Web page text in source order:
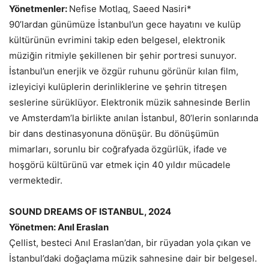
Yönetmenler: Nefise Motlaq, Saeed Nasiri*
90’lardan günümüze İstanbul’un gece hayatını ve kulüp
kültürünün evrimini takip eden belgesel, elektronik
müziğin ritmiyle şekillenen bir şehir portresi sunuyor.
İstanbul’un enerjik ve özgür ruhunu görünür kılan film,
izleyiciyi kulüplerin derinliklerine ve şehrin titreşen
seslerine sürüklüyor. Elektronik müzik sahnesinde Berlin
ve Amsterdam’la birlikte anılan İstanbul, 80’lerin sonlarında
bir dans destinasyonuna dönüşür. Bu dönüşümün
mimarları, sorunlu bir coğrafyada özgürlük, ifade ve
hoşgörü kültürünü var etmek için 40 yıldır mücadele
vermektedir.
SOUND DREAMS OF ISTANBUL, 2024
Yönetmen: Anıl Eraslan
Çellist, besteci Anıl Eraslan’dan, bir rüyadan yola çıkan ve
İstanbul’daki doğaçlama müzik sahnesine dair bir belgesel.